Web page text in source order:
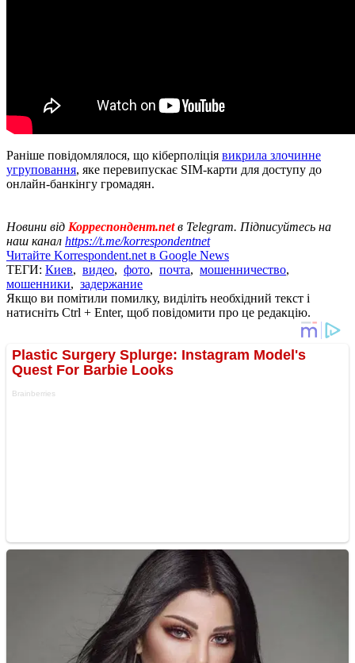
Раніше повідомлялося, що кіберполіція викрила злочинне
угруповання, яке перевипускає SIM-карти для доступу до
онлайн-банкінгу громадян.
Новини від Корреспондент.netв Telegram. Підписуйтесь на
наш канал https://t.me/korrespondentnet
Читайте Korrespondent.net в Google News
ТЕГИ: Киев, видео, фото, почта, мошенничество,
мошенники, задержание
Якщо ви помітили помилку, виділіть необхідний текст і
натисніть Ctrl + Enter, щоб повідомити про це редакцію.